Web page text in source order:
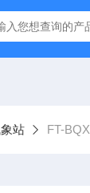
位计 FT-
站 FT-